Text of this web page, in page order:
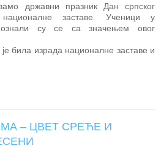
државни празник Дан српског
заставе. Ученици у
су се са значењем овог
је била израда националне заставе и
– ЦВЕТ СРЕЋЕ И